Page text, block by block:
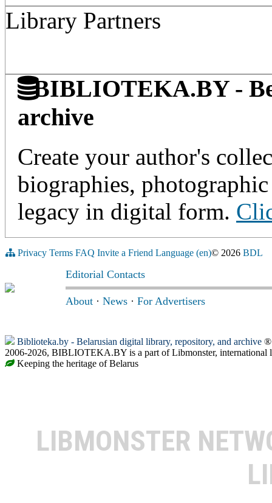
Library Partners
BIBLIOTEKA.BY -
archive
Create your author's
biographies,
legacy in digital form.
Privacy Terms FAQ Invite a Friend Language (en)© 2026 BDL
Editorial Contacts
About · News · For Advertisers
Biblioteka.by - Belarusian digital library, repository, and archive ®
2006-2026, BIBLIOTEKA.BY is a part of Libmonster, international
Keeping the heritage of Belarus
LIBMONSTER